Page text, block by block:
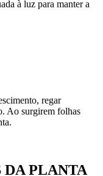
à luz para manter a
regar
Ao surgirem folhas
DA PLANTA